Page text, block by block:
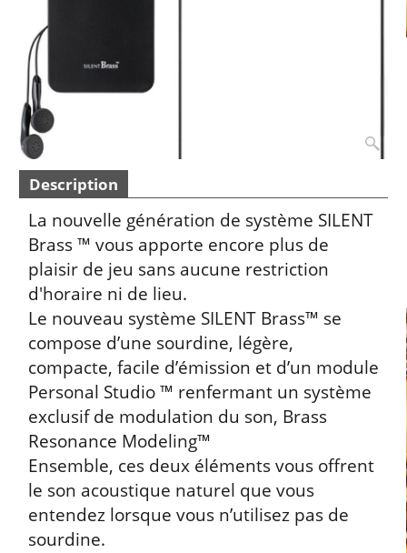
Description
La nouvelle génération de système SILENT
Brass ™ vous apporte encore plus de
plaisir de jeu sans aucune restriction
d'horaire ni de lieu.
Le nouveau système SILENT Brass™ se
compose d’une sourdine, légère,
compacte, facile d’émission et d’un module
Personal Studio ™ renfermant un système
exclusif de modulation du son, Brass
Resonance Modeling™
Ensemble, ces deux éléments vous offrent
le son acoustique naturel que vous
entendez lorsque vous n’utilisez pas de
sourdine.